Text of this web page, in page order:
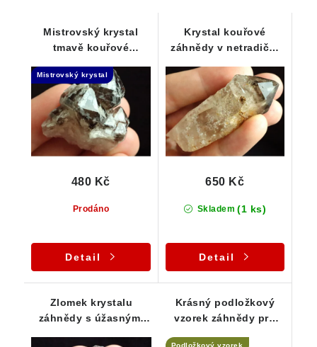
Mistrovský krystal
tmavě kouřové
Andělů
Mistrovský krystal
Prodáno
480 Kč
Detail
Krystal kouřové
záhnědy v netradiční
Skladem (1 ks)
650 Kč
Detail
Zlomek krystalu
záhnědy s úžasnými
Krásný podložkový
vzorek záhnědy pro
Podložkový vzorek